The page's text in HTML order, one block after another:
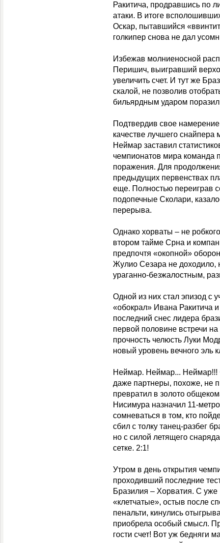
Ракитича, продравшись по
атаки. В итоге
Оскар, пытавшийся
голкипер снова не дал
Избежав молниеносной
Перишич, выигравший
увеличить счет. И тут же
скалой, не позволив
бильярдным ударом
Подтвердив свое
качестве лучшего снайпера
Неймар заставил
чемпионатов мира команда
поражения. Для
предыдущих первенствах
еще. Полностью переиграв
подопечные Сколари,
перерыва.
Однако хорваты – не
втором тайме Срна и
предпочтя «окопной»
Жулио Сезара не доходило,
ураганно-безжалостным,
Одной из них стал эпизод с
«обокрал» Ивана Ракитича
последний снес лидера
первой половине встречи
прочность челюсть Луки
новый уровень вечного эль
Неймар. Неймар... Неймар!!!
даже партнеры, похоже, не
превратил в золото
Нисимура назначил 11-
сомневаться в том, кто
сбил с толку танец-разбег
но с силой летящего
сетке. 2:1!
Утром в день открытия
проходивший последние
Бразилия – Хорватия. С уже
«клетчатые», остыв после
пенальти, кинулись
приобрела особый смысл.
гости счет! Вот уж бедняги